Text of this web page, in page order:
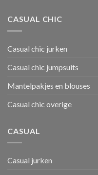
CASUAL CHIC
Casual chic jurken
Casual chic jumpsuits
Mantelpakjes en blouses
Casual chic overige
CASUAL
Casual jurken